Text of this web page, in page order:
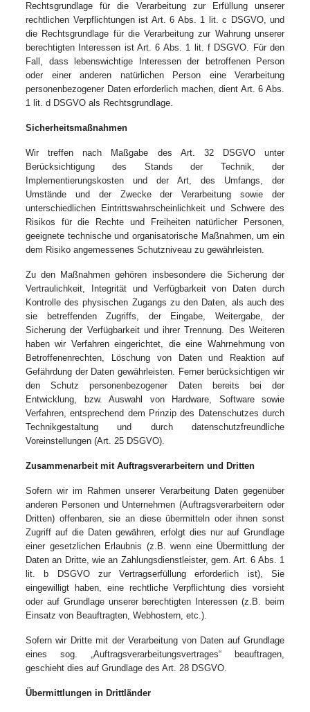
Rechtsgrundlage für die Verarbeitung zur Erfüllung unserer
rechtlichen Verpflichtungen ist Art. 6 Abs. 1 lit. c DSGVO, und
die Rechtsgrundlage für die Verarbeitung zur Wahrung unserer
berechtigten Interessen ist Art. 6 Abs. 1 lit. f DSGVO. Für den
Fall, dass lebenswichtige Interessen der betroffenen Person
oder einer anderen natürlichen Person eine Verarbeitung
personenbezogener Daten erforderlich machen, dient Art. 6 Abs.
1 lit. d DSGVO als Rechtsgrundlage.
Sicherheitsmaßnahmen
Wir treffen nach Maßgabe des Art. 32 DSGVO unter
Berücksichtigung des Stands der Technik, der
Implementierungskosten und der Art, des Umfangs, der
Umstände und der Zwecke der Verarbeitung sowie der
unterschiedlichen Eintrittswahrscheinlichkeit und Schwere des
Risikos für die Rechte und Freiheiten natürlicher Personen,
geeignete technische und organisatorische Maßnahmen, um ein
dem Risiko angemessenes Schutzniveau zu gewährleisten.
Zu den Maßnahmen gehören insbesondere die Sicherung der
Vertraulichkeit, Integrität und Verfügbarkeit von Daten durch
Kontrolle des physischen Zugangs zu den Daten, als auch des
sie betreffenden Zugriffs, der Eingabe, Weitergabe, der
Sicherung der Verfügbarkeit und ihrer Trennung. Des Weiteren
haben wir Verfahren eingerichtet, die eine Wahrnehmung von
Betroffenenrechten, Löschung von Daten und Reaktion auf
Gefährdung der Daten gewährleisten. Ferner berücksichtigen wir
den Schutz personenbezogener Daten bereits bei der
Entwicklung, bzw. Auswahl von Hardware, Software sowie
Verfahren, entsprechend dem Prinzip des Datenschutzes durch
Technikgestaltung und durch datenschutzfreundliche
Voreinstellungen (Art. 25 DSGVO).
Zusammenarbeit mit Auftragsverarbeitern und Dritten
Sofern wir im Rahmen unserer Verarbeitung Daten gegenüber
anderen Personen und Unternehmen (Auftragsverarbeitern oder
Dritten) offenbaren, sie an diese übermitteln oder ihnen sonst
Zugriff auf die Daten gewähren, erfolgt dies nur auf Grundlage
einer gesetzlichen Erlaubnis (z.B. wenn eine Übermittlung der
Daten an Dritte, wie an Zahlungsdienstleister, gem. Art. 6 Abs. 1
lit. b DSGVO zur Vertragserfüllung erforderlich ist), Sie
eingewilligt haben, eine rechtliche Verpflichtung dies vorsieht
oder auf Grundlage unserer berechtigten Interessen (z.B. beim
Einsatz von Beauftragten, Webhostern, etc.).
Sofern wir Dritte mit der Verarbeitung von Daten auf Grundlage
eines sog. „Auftragsverarbeitungsvertrages“ beauftragen,
geschieht dies auf Grundlage des Art. 28 DSGVO.
Übermittlungen in Drittländer